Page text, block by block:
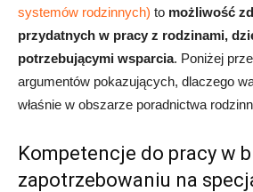
systemów rodzinnych) to możliwość
przydatnych w pracy z rodzinami,
potrzebującymi wsparcia. Poniżej
argumentów pokazujących, dlaczego
właśnie w obszarze poradnictwa
Kompetencje do pracy w
zapotrzebowaniu na